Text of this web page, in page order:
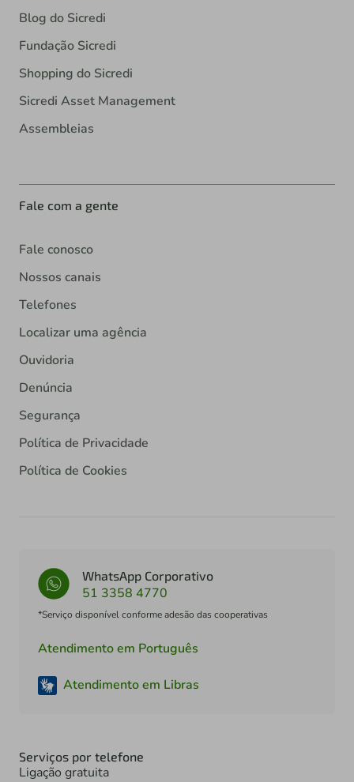
Blog do Sicredi
Fundação Sicredi
Shopping do Sicredi
Sicredi Asset Management
Assembleias
Fale com a gente
Fale conosco
Nossos canais
Telefones
Localizar uma agência
Ouvidoria
Denúncia
Segurança
Política de Privacidade
Política de Cookies
WhatsApp Corporativo
51 3358 4770
*Serviço disponível conforme adesão das cooperativas
Atendimento em Português
Atendimento em Libras
Serviços por telefone
Ligação gratuita